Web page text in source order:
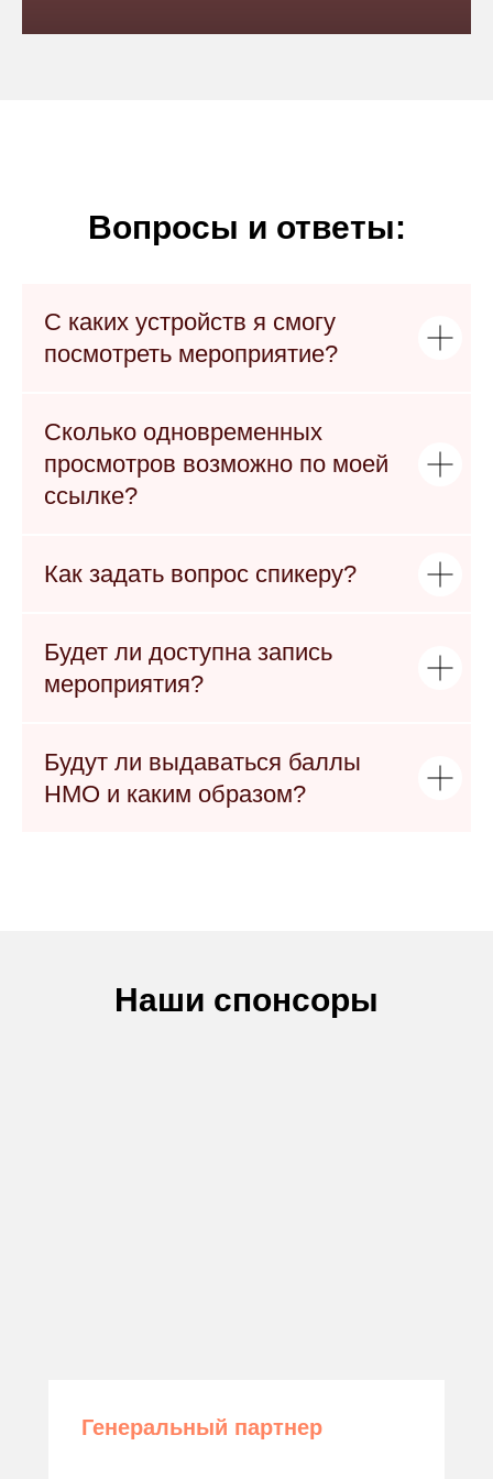
Вопросы и ответы:
С каких устройств я смогу
посмотреть мероприятие?
Сколько одновременных
просмотров возможно по моей
ссылке?
Как задать вопрос спикеру?
Будет ли доступна запись
мероприятия?
Будут ли выдаваться баллы
НМО и каким образом?
Наши спонсоры
Генеральный партнер